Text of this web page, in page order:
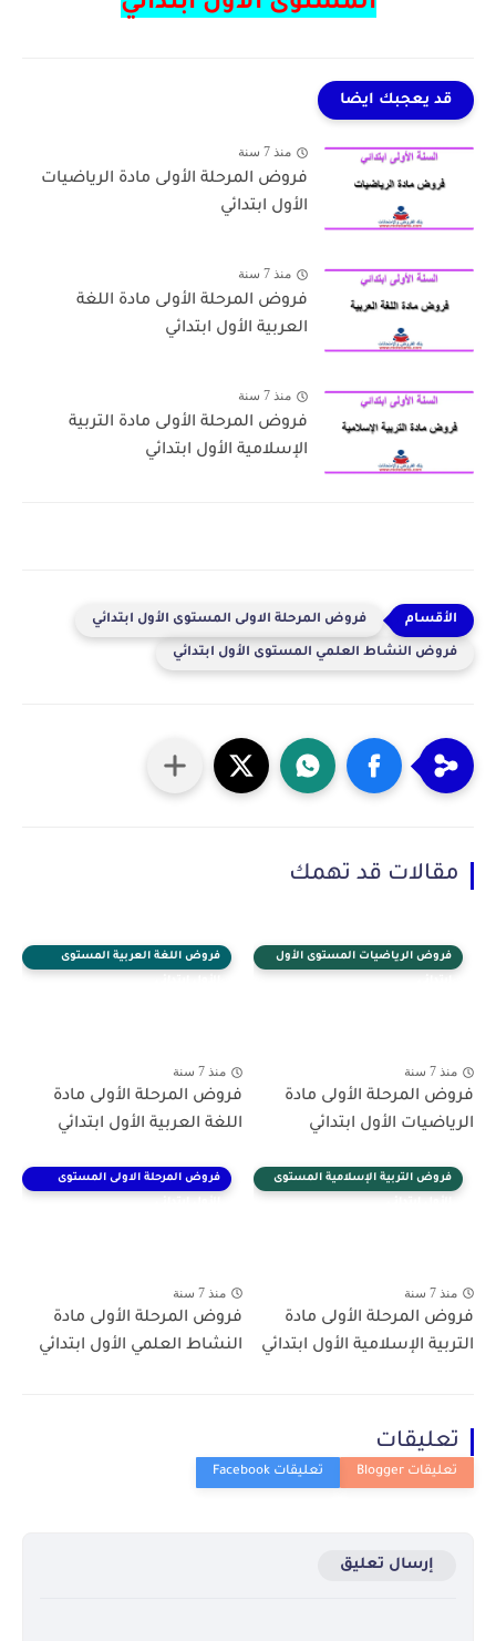
قد يعجبك ايضا
منذ 7 سنة
فروض المرحلة الأولى مادة الرياضيات
الأول ابتدائي
منذ 7 سنة
فروض المرحلة الأولى مادة اللغة
العربية الأول ابتدائي
منذ 7 سنة
فروض المرحلة الأولى مادة التربية
الإسلامية الأول ابتدائي
فروض المرحلة الاولى المستوى الأول ابتدائي
فروض النشاط العلمي المستوى الأول ابتدائي
مقالات قد تهمك
فروض الرياضيات المستوى الأول
منذ 7 سنة
فروض المرحلة الأولى مادة
الرياضيات الأول ابتدائي
فروض اللغة العربية المستوى
منذ 7 سنة
فروض المرحلة الأولى مادة
اللغة العربية الأول ابتدائي
فروض التربية الإسلامية المستوى
منذ 7 سنة
فروض المرحلة الأولى مادة
التربية الإسلامية الأول ابتدائي
فروض المرحلة الاولى المستوى
منذ 7 سنة
فروض المرحلة الأولى مادة
النشاط العلمي الأول ابتدائي
تعليقات
إرسال تعليق